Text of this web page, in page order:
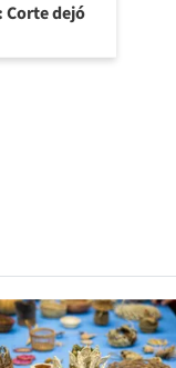
Corte dejó